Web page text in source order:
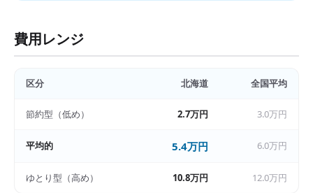
費用レンジ
区分 北海道 全国平均
節約型（低め） 2.7万円 3.0万円
平均的 5.4万円 6.0万円
ゆとり型（高め） 10.8万円 12.0万円